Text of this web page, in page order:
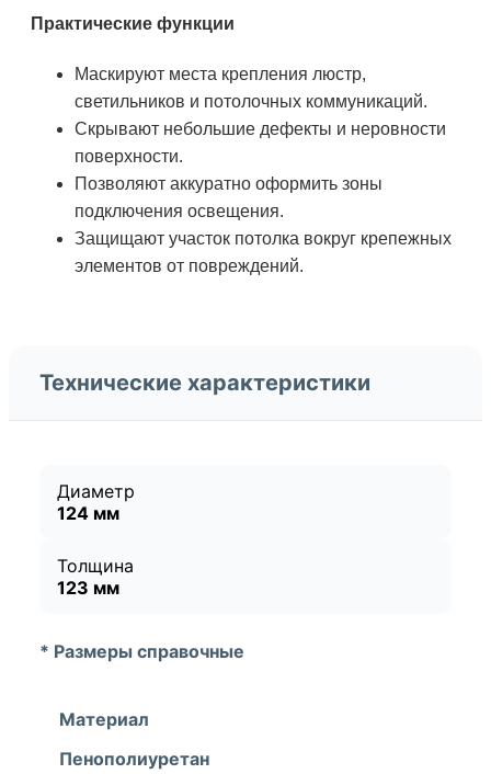
Практические функции
Маскируют места крепления люстр,
светильников и потолочных коммуникаций.
Скрывают небольшие дефекты и неровности
поверхности.
Позволяют аккуратно оформить зоны
подключения освещения.
Защищают участок потолка вокруг крепежных
элементов от повреждений.
Технические характеристики
Диаметр
124 мм
Толщина
123 мм
* Размеры справочные
Материал
Пенополиуретан